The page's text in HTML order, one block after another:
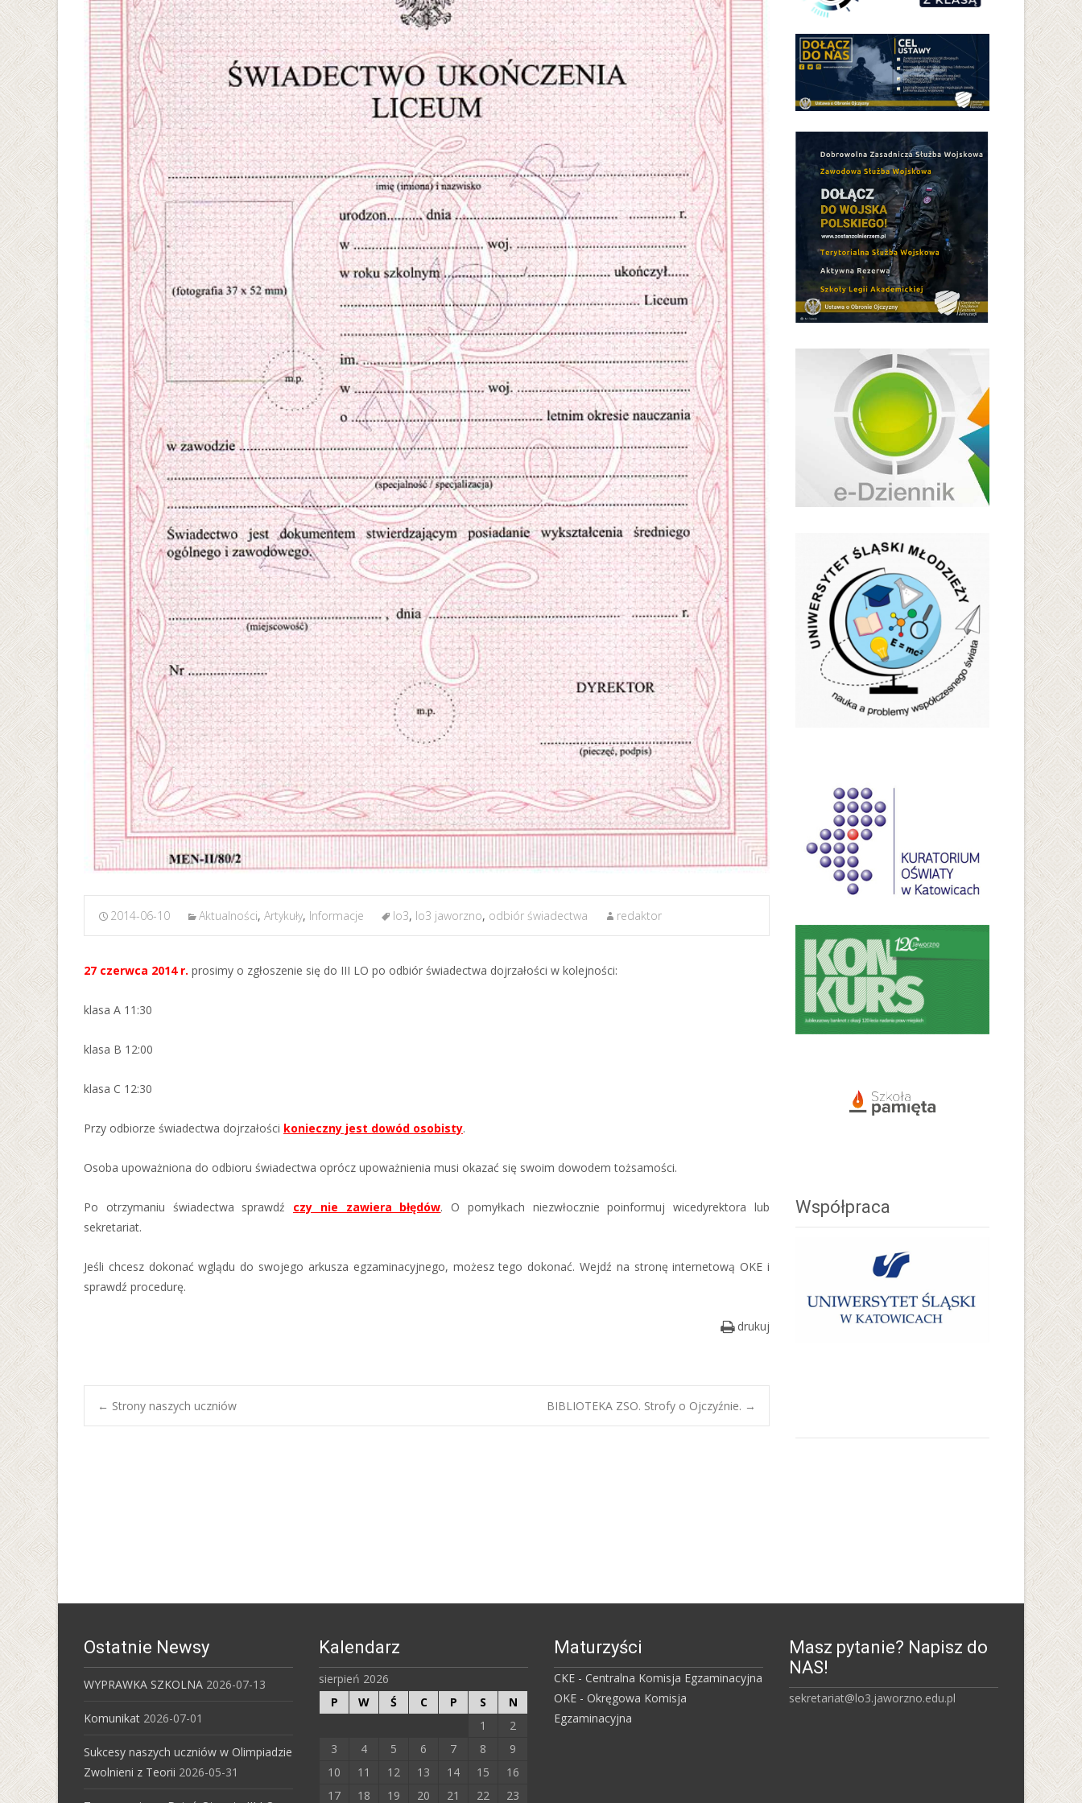
2014-06-10 Aktualności, Artykuły, Informacje lo3, lo3 jaworzno, odbiór świadectwa redaktor
27 czerwca 2014 r. prosimy o zgłoszenie się do III LO po odbiór świadectwa dojrzałości w kolejności:
klasa A 11:30
klasa B 12:00
klasa C 12:30
Przy odbiorze świadectwa dojrzałości konieczny jest dowód osobisty.
Osoba upoważniona do odbioru świadectwa oprócz upoważnienia musi okazać się swoim dowodem tożsamości.
Po otrzymaniu świadectwa sprawdź czy nie zawiera błędów. O pomyłkach niezwłocznie poinformuj wicedyrektora lub
sekretariat.
Jeśli chcesz dokonać wglądu do swojego arkusza egzaminacyjnego, możesz tego dokonać. Wejdź na stronę internetową OKE i
sprawdź procedurę.
drukuj
Post
← Strony naszych uczniów BIBLIOTEKA ZSO. Strofy o Ojczyźnie. →
Współpraca
Ostatnie Newsy
WYPRAWKA SZKOLNA 2026-07-13
Komunikat 2026-07-01
Sukcesy naszych uczniów w Olimpiadzie
Zwolnieni z Teorii 2026-05-31
Kalendarz
sierpień 2026
P
W Ś C P S
N
1
2
3
4 5 6 7 8
9
10
11 12 13 14 15
16
17
18 19 20 21 22 23
Maturzyści
CKE - Centralna Komisja Egzaminacyjna
OKE - Okręgowa Komisja
Egzaminacyjna
Masz pytanie? Napisz do
NAS!
sekretariat@lo3.jaworzno.edu.pl